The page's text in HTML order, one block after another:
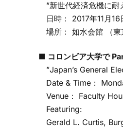
”新世代経済危機に耐
日時： 2017年11月
場所： 如水会館 （東
■ コロンビア大学で
”Japan’s General
Date & Time：
Venue： Faculty
Featuring:
Gerald L. Curtis,